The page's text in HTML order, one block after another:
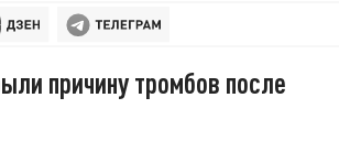
причину тромбов после